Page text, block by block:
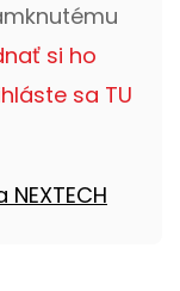
si ho
sa TU